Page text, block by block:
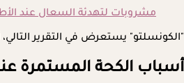
مشروبات لتهدئة السعال عند
"الكونسلتو" يستعرض في التقرير التالي،
أسباب الكحة المستمرة